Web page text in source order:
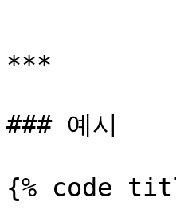
```
***
### 예시
{% code